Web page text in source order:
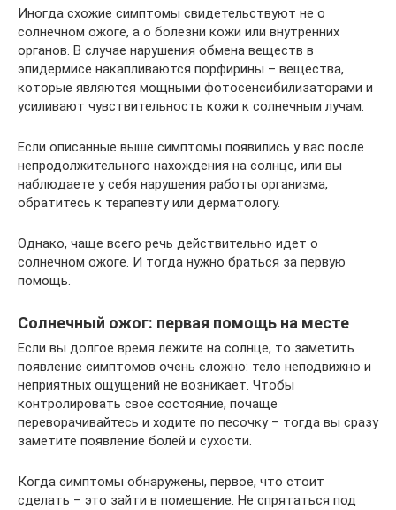
Иногда схожие симптомы свидетельствуют не о
солнечном ожоге, а о болезни кожи или внутренних
органов. В случае нарушения обмена веществ в
эпидермисе накапливаются порфирины – вещества,
которые являются мощными фотосенсибилизаторами и
усиливают чувствительность кожи к солнечным лучам.
Если описанные выше симптомы появились у вас после
непродолжительного нахождения на солнце, или вы
наблюдаете у себя нарушения работы организма,
обратитесь к терапевту или дерматологу.
Однако, чаще всего речь действительно идет о
солнечном ожоге. И тогда нужно браться за первую
помощь.
Солнечный ожог: первая помощь на месте
Если вы долгое время лежите на солнце, то заметить
появление симптомов очень сложно: тело неподвижно и
неприятных ощущений не возникает. Чтобы
контролировать свое состояние, почаще
переворачивайтесь и ходите по песочку – тогда вы сразу
заметите появление болей и сухости.
Когда симптомы обнаружены, первое, что стоит
сделать – это зайти в помещение. Не спрятаться под